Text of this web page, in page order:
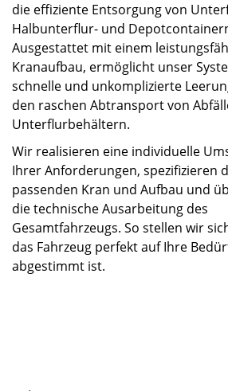
die effiziente Entsorgung von
Halbunterflur- und
Ausgestattet mit einem
Kranaufbau, ermöglicht unser
schnelle und unkomplizierte
den raschen Abtransport von
Unterflurbehältern.
Wir realisieren eine individuelle
Ihrer Anforderungen, spezifizieren
passenden Kran und Aufbau und
die technische Ausarbeitung des
Gesamtfahrzeugs. So stellen wir
das Fahrzeug perfekt auf Ihre
abgestimmt ist.